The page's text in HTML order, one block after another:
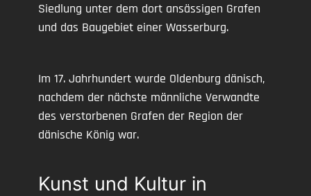
Siedlung unter dem dort ansässigen Grafen
und das Baugebiet einer Wasserburg.
Im 17. Jahrhundert wurde Oldenburg dänisch,
nachdem der nächste männliche Verwandte
des verstorbenen Grafen der Region der
dänische König war.
Kunst und Kultur in